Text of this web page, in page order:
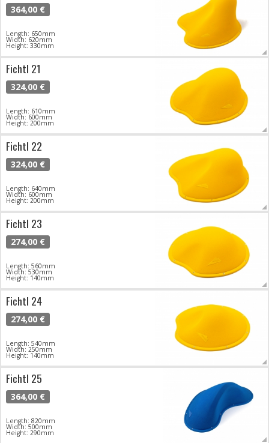
364,00 €
Length: 650mm
Width: 620mm
Height: 330mm
Fichtl 21
324,00 €
Length: 610mm
Width: 600mm
Height: 200mm
Fichtl 22
324,00 €
Length: 640mm
Width: 600mm
Height: 200mm
Fichtl 23
274,00 €
Length: 560mm
Width: 530mm
Height: 140mm
Fichtl 24
274,00 €
Length: 540mm
Width: 250mm
Height: 140mm
Fichtl 25
364,00 €
Length: 820mm
Width: 500mm
Height: 290mm